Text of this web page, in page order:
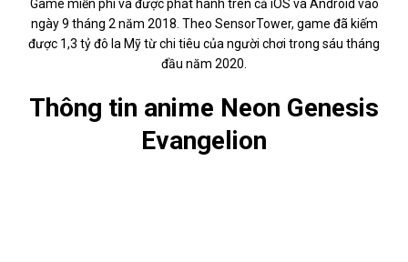
Game miễn phí và được phát hành trên cả iOS và Android vào
ngày 9 tháng 2 năm 2018. Theo SensorTower, game đã kiếm
được 1,3 tỷ đô la Mỹ từ chi tiêu của người chơi trong sáu tháng
đầu năm 2020.
Thông tin anime Neon Genesis
Evangelion